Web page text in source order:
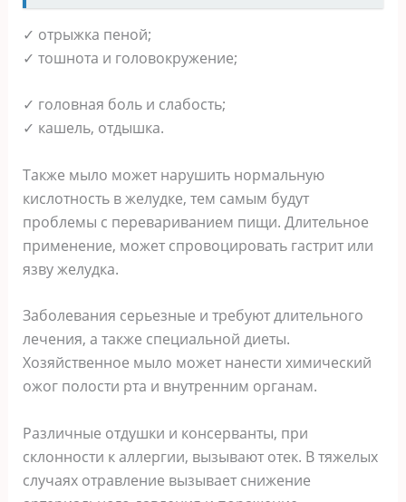
✓ отрыжка пеной;
✓ тошнота и головокружение;
✓ головная боль и слабость;
✓ кашель, отдышка.
Также мыло может нарушить нормальную
кислотность в желудке, тем самым будут
проблемы с перевариванием пищи. Длительное
применение, может спровоцировать гастрит или
язву желудка.
Заболевания серьезные и требуют длительного
лечения, а также специальной диеты.
Хозяйственное мыло может нанести химический
ожог полости рта и внутренним органам.
Различные отдушки и консерванты, при
склонности к аллергии, вызывают отек. В тяжелых
случаях отравление вызывает снижение